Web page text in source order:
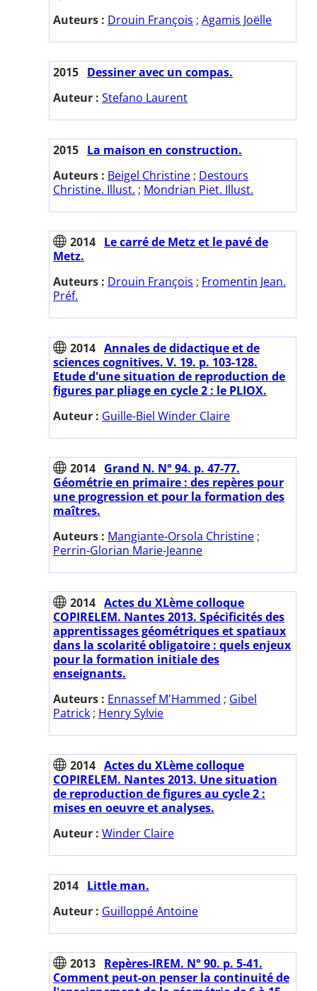
Auteurs : Drouin François ; Agamis Joëlle
2015 Dessiner avec un compas.
Auteur : Stefano Laurent
2015 La maison en construction.
Auteurs : Beigel Christine ; Destours
Christine. Illust. ; Mondrian Piet. Illust.
2014 Le carré de Metz et le pavé de
Metz.
Auteurs : Drouin François ; Fromentin Jean.
Préf.
2014 Annales de didactique et de
sciences cognitives. V. 19. p. 103-128.
Etude d'une situation de reproduction de
figures par pliage en cycle 2 : le PLIOX.
Auteur : Guille-Biel Winder Claire
2014 Grand N. N° 94. p. 47-77.
Géométrie en primaire : des repères pour
une progression et pour la formation des
maîtres.
Auteurs : Mangiante-Orsola Christine ;
Perrin-Glorian Marie-Jeanne
2014 Actes du XLème colloque
COPIRELEM. Nantes 2013. Spécificités des
apprentissages géométriques et spatiaux
dans la scolarité obligatoire : quels enjeux
pour la formation initiale des
enseignants.
Auteurs : Ennassef M'Hammed ; Gibel
Patrick ; Henry Sylvie
2014 Actes du XLème colloque
COPIRELEM. Nantes 2013. Une situation
de reproduction de figures au cycle 2 :
mises en oeuvre et analyses.
Auteur : Winder Claire
2014 Little man.
Auteur : Guilloppé Antoine
2013 Repères-IREM. N° 90. p. 5-41.
Comment peut-on penser la continuité de